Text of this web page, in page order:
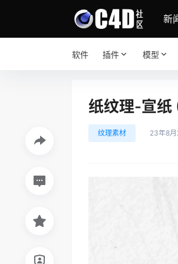
新
软件 插件 模型
纸纹理-宣纸
纹理素材 23年8月